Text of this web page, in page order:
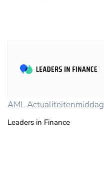
AML Actualiteitenmiddag
Leaders in Finance